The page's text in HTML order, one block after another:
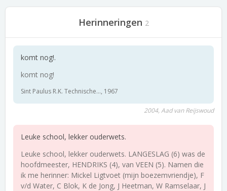
Herinneringen 2
komt nog!.
komt nog!
Sint Paulus R.K. Technische..., 1967
2004, Aad van Reijswoud
Leuke school, lekker ouderwets.
Leuke school, lekker ouderwets. LANGESLAG (6) was de
hoofdmeester, HENDRIKS (4), van VEEN (5). Namen die
ik me herinner: Mickel Ligtvoet (mijn boezemvriendje), F
v/d Water, C Blok, K de Jong, J Heetman, W Ramselaar, J